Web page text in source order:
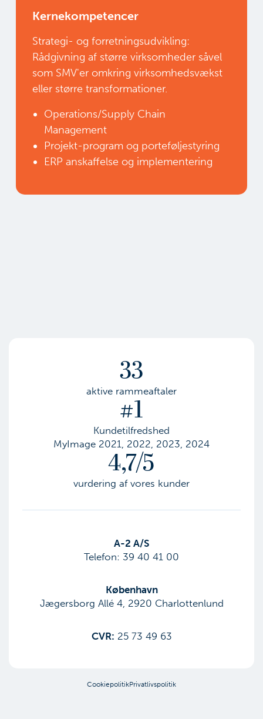
Kernekompetencer
Strategi- og forretningsudvikling:
Rådgivning af større virksomheder såvel
som SMV'er omkring virksomhedsvækst
eller større transformationer.
Operations/Supply Chain
Management
Projekt-program og porteføljestyring
ERP anskaffelse og implementering
33
aktive rammeaftaler
#1
Kundetilfredshed
MyImage 2021, 2022, 2023, 2024
4,7/5
vurdering af vores kunder
​A-2 A/S
Telefon: 39 40 41 00
København
Jægersborg Allé 4, 2920 Charlottenlund
CVR: 25 73 49 63
CookiepolitikPrivatlivspolitik